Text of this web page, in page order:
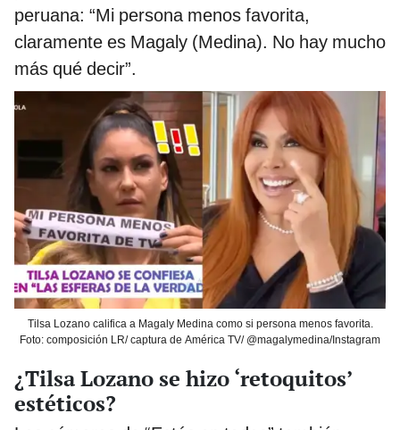
peruana: “Mi persona menos favorita,
claramente es Magaly (Medina). No hay mucho
más qué decir”.
Tilsa Lozano califica a Magaly Medina como si persona menos favorita.
Foto: composición LR/ captura de América TV/ @magalymedina/Instagram
¿Tilsa Lozano se hizo ‘retoquitos’
estéticos?